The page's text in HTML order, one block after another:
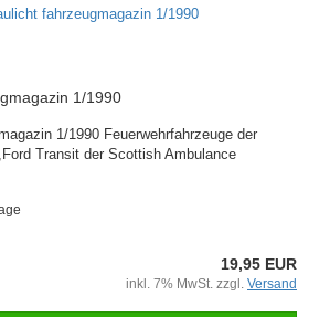
1/1990
1/1990 Feuerwehrfahrzeuge der
Transit der Scottish Ambulance
19,95 EUR
inkl. 7% MwSt. zzgl. Versand